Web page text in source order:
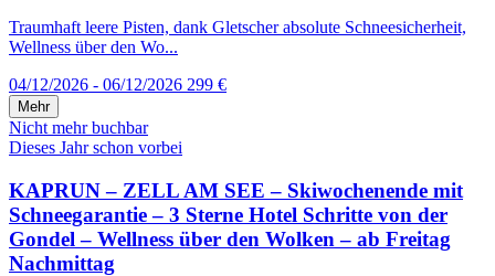
Traumhaft leere Pisten, dank Gletscher absolute Schneesicherheit,
Wellness über den Wo...
04/12/2026 - 06/12/2026 299 €
Mehr
Nicht mehr buchbar
Dieses Jahr schon vorbei
KAPRUN – ZELL AM SEE – Skiwochenende mit
Schneegarantie – 3 Sterne Hotel Schritte von der
Gondel – Wellness über den Wolken – ab Freitag
Nachmittag